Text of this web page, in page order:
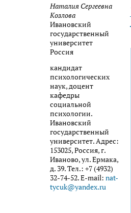
Наталия Сергеевна
Козлова
Ивановский
государственный
университет
Россия
кандидат
психологических
наук, доцент
кафедры
социальной
психологии.
Ивановский
государственный
университет. Адрес:
153025, Россия, г.
Иваново, ул. Ермака,
д. 39. Тел.: +7 (4932)
32-74-52. E-mail: nat-
tycuk@yandex.ru